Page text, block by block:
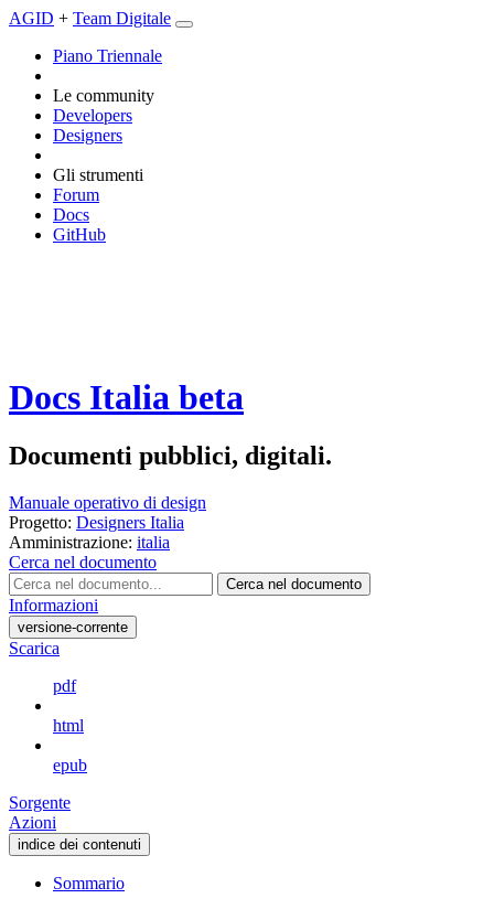
AGID + Team Digitale
Piano Triennale
Le community
Developers
Designers
Gli strumenti
Forum
Docs
GitHub
Docs Italia beta
Documenti pubblici, digitali.
Manuale operativo di design
Progetto: Designers Italia
Amministrazione: italia
Cerca nel documento
Cerca nel documento
Informazioni
versione-corrente
Scarica
pdf
html
epub
Sorgente
Azioni
indice dei contenuti
Sommario